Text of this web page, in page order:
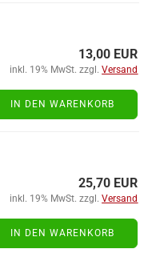
13,00 EUR
inkl. 19% MwSt. zzgl.Versand
IN DEN WARENKORB
25,70 EUR
inkl. 19% MwSt. zzgl.Versand
IN DEN WARENKORB